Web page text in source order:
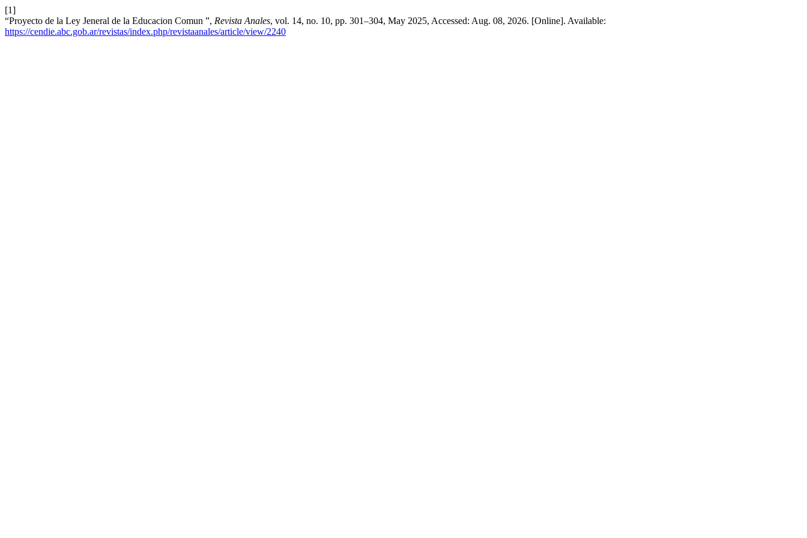
[1]
“Proyecto de la Ley Jeneral de la Educacion Comun ”, Revista Anales, vol. 14, no. 10, pp. 301–304, May 2025, Accessed: Aug. 08, 2026. [Online]. Available:
https://cendie.abc.gob.ar/revistas/index.php/revistaanales/article/view/2240